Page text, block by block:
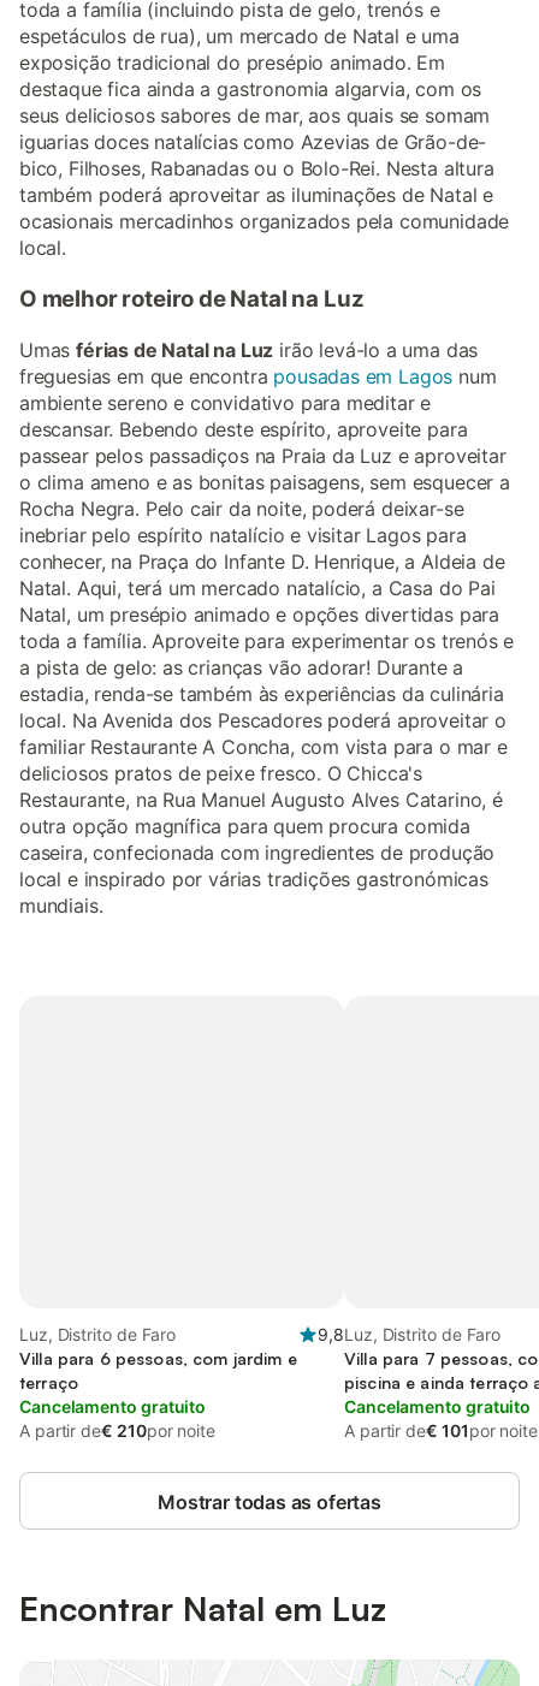
toda a família (incluindo pista de gelo, trenós e
espetáculos de rua), um mercado de Natal e uma
exposição tradicional do presépio animado. Em
destaque fica ainda a gastronomia algarvia, com os
seus deliciosos sabores de mar, aos quais se somam
iguarias doces natalícias como Azevias de Grão-de-
bico, Filhoses, Rabanadas ou o Bolo-Rei. Nesta altura
também poderá aproveitar as iluminações de Natal e
ocasionais mercadinhos organizados pela comunidade
local.
O melhor roteiro de Natal na Luz
Umasférias de Natal na Luz irão levá-lo a uma das
freguesias em que encontra pousadas em Lagos num
ambiente sereno e convidativo para meditar e
descansar. Bebendo deste espírito, aproveite para
passear pelos passadiços na Praia da Luz e aproveitar
o clima ameno e as bonitas paisagens, sem esquecer a
Rocha Negra. Pelo cair da noite, poderá deixar-se
inebriar pelo espírito natalício e visitar Lagos para
conhecer, na Praça do Infante D. Henrique, a Aldeia de
Natal. Aqui, terá um mercado natalício, a Casa do Pai
Natal, um presépio animado e opções divertidas para
toda a família. Aproveite para experimentar os trenós e
a pista de gelo: as crianças vão adorar! Durante a
estadia, renda-se também às experiências da culinária
local. Na Avenida dos Pescadores poderá aproveitar o
familiar Restaurante A Concha, com vista para o mar e
deliciosos pratos de peixe fresco. O Chicca's
Restaurante, na Rua Manuel Augusto Alves Catarino, é
outra opção magnífica para quem procura comida
caseira, confecionada com ingredientes de produção
local e inspirado por várias tradições gastronómicas
mundiais.
Luz, Distrito de Faro
9,8
Villa para 6 pessoas, com jardim e
terraço
Cancelamento gratuito
A partir de€ 210por noite
Luz, Distrito de Faro
Villa para 7 pessoas,
piscina e ainda terraço
mar
Cancelamento gratuito
A partir de€ 101por noite
Mostrar todas as ofertas
Encontrar Natal em Luz